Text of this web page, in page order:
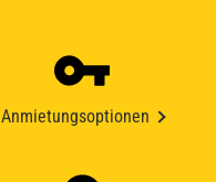
Anmietungsoptionen